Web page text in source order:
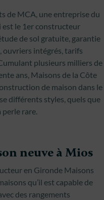
de MCA, une entreprise du
le 1er constructeur
de sol gratuite, garantie
ouvriers intégrés, tarifs
plusieurs milliers de
ans, Maisons de la Côte
de maison dans le
différents styles, quels que
perle rare.
neuve à Mios
en Gironde Maisons
qu’il est capable de
des rangements